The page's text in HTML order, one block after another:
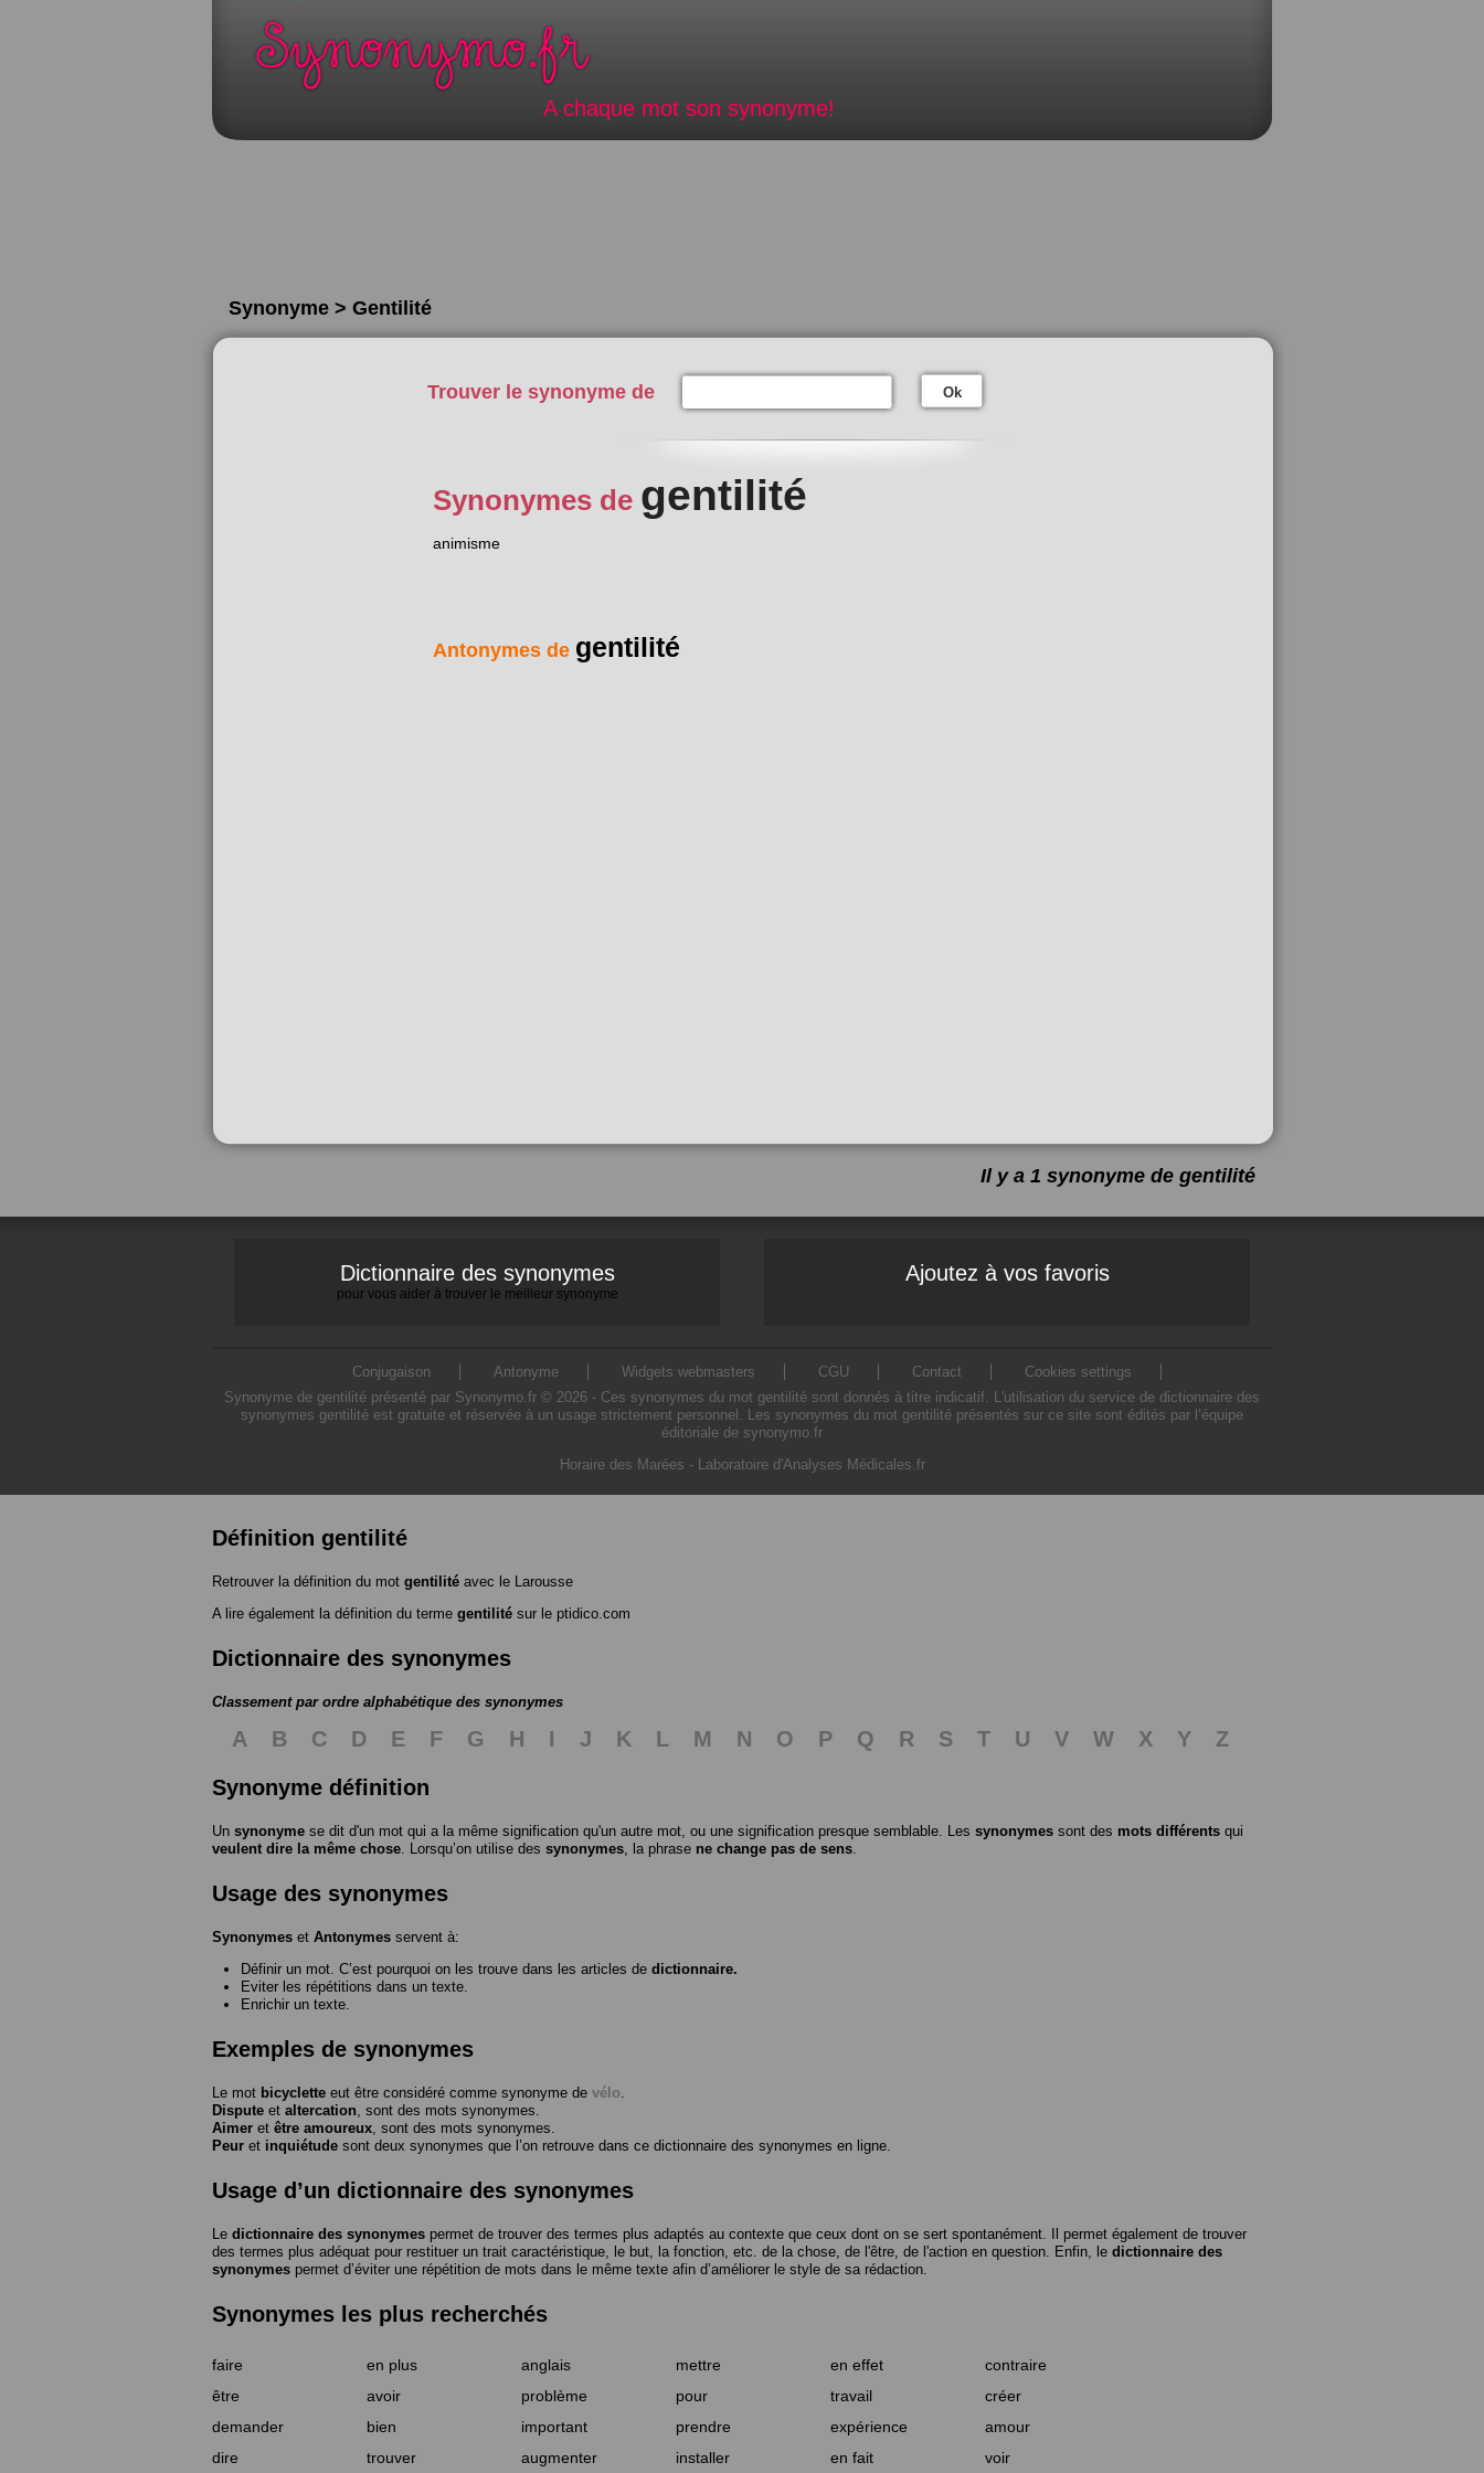
A chaque mot son synonyme!
Synonyme > Gentilité
Trouver le synonyme de Ok
Synonymes de gentilité
animisme
Antonymes de gentilité
Il y a 1 synonyme de gentilité
Dictionnaire des synonymes
pour vous aider à trouver le meilleur synonyme
Ajoutez à vos favoris
Conjugaison Antonyme Widgets webmasters CGU Contact
Cookies settings
Synonyme de gentilité présenté par Synonymo.fr © 2026 - Ces synonymes du mot gentilité sont donnés à titre indicatif. L'utilisation du service de dictionnaire des
synonymes gentilité est gratuite et réservée à un usage strictement personnel. Les synonymes du mot gentilité présentés sur ce site sont édités par l’équipe
éditoriale de synonymo.fr
Horaire des Marées - Laboratoire d'Analyses Médicales.fr
Définition gentilité
Retrouver la définition du mot gentilité avec le Larousse
A lire également la définition du terme gentilité sur le ptidico.com
Dictionnaire des synonymes
Classement par ordre alphabétique des synonymes
A B C D E F G H I J K L M N O P Q R S T U V W X Y
Z
Synonyme définition
Un synonyme se dit d'un mot qui a la même signification qu'un autre mot, ou une signification presque semblable. Les synonymes sont des mots différents qui
veulent dire la même chose . Lorsqu’on utilise des synonymes , la phrase ne change pas de sens
Usage des synonymes
Synonymes et Antonymes servent à:
Définir un mot. C’est pourquoi on les trouve dans les articles de dictionnaire.
Eviter les répétitions dans un texte.
Enrichir un texte.
Exemples de synonymes
Le mot bicyclette eut être considéré comme synonyme de vélo
Dispute et altercation , sont des mots synonymes.
Aimer et être amoureux , sont des mots synonymes.
Peur et inquiétude sont deux synonymes que l’on retrouve dans ce dictionnaire des synonymes en ligne.
Usage d’un dictionnaire des synonymes
Le dictionnaire des synonymes permet de trouver des termes plus adaptés au contexte que ceux dont on se sert spontanément. Il permet également de trouver
des termes plus adéquat pour restituer un trait caractéristique, le but, la fonction, etc. de la chose, de l'être, de l'action en question. Enfin, le dictionnaire des
synonymes permet d’éviter une répétition de mots dans le même texte afin d’améliorer le style de sa rédaction.
Synonymes les plus recherchés
faire en plus anglais mettre en effet
contraire
être
avoir problème pour travail
créer
demander
bien important prendre expérience
amour
dire
trouver augmenter installer en fait voir